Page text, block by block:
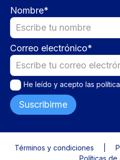
Nombre*
Correo electrónico*
He leído y acepto las
Términos y condiciones
Políticas de